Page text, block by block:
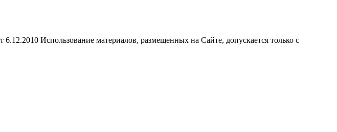
Использование материалов, размещенных на Сайте, допускается только с